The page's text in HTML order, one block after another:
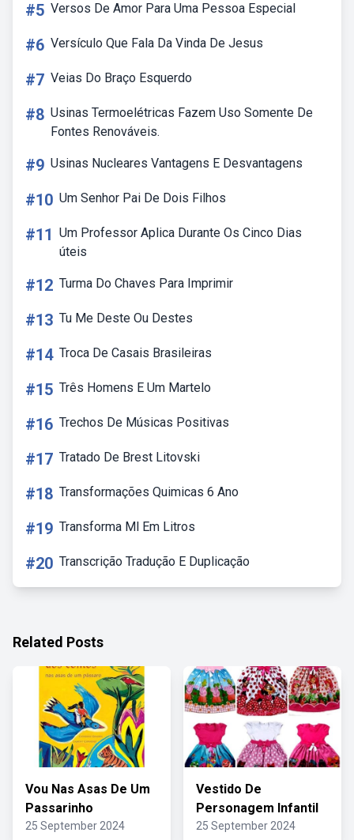
#5 Versos De Amor Para Uma Pessoa Especial
#6 Versículo Que Fala Da Vinda De Jesus
#7 Veias Do Braço Esquerdo
#8 Usinas Termoelétricas Fazem Uso Somente De
Fontes Renováveis.
#9 Usinas Nucleares Vantagens E Desvantagens
#10 Um Senhor Pai De Dois Filhos
#11 Um Professor Aplica Durante Os Cinco Dias
úteis
#12 Turma Do Chaves Para Imprimir
#13 Tu Me Deste Ou Destes
#14 Troca De Casais Brasileiras
#15 Três Homens E Um Martelo
#16 Trechos De Músicas Positivas
#17 Tratado De Brest Litovski
#18 Transformações Quimicas 6 Ano
#19 Transforma Ml Em Litros
#20 Transcrição Tradução E Duplicação
Related Posts
Vou Nas Asas De Um
Passarinho
25 September 2024
Vestido De
Personagem Infantil
25 September 2024